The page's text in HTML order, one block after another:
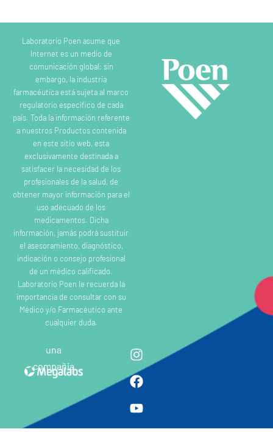
Laboratorio Poen asume que
Internet es un medio de
comunicación global; sin
embargo, la industria
farmacéutica está sujeta al marco
regulatorio específico de cada
país. Toda la información referente
a nuestros Productos contenida
en este sitio web, esta
exclusivamente destinada a
satisfacer la necesidad de los
profesionales de la salud, de
obtener mayor información para el
uso adecuado de los
medicamentos. Dicha
información, jamás podrá sustituir
el asesoramiento, diagnóstico,
indicación o consejo profesional
de un médico calificado.
Laboratorio Poen le recuerda la
importancia de consultar con su
Médico y/o Farmacéutico ante
cualquier duda.
una
compañia